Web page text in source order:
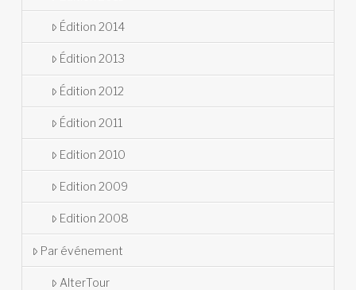
Édition 2014
Édition 2013
Édition 2012
Édition 2011
Edition 2010
Edition 2009
Edition 2008
Par événement
AlterTour